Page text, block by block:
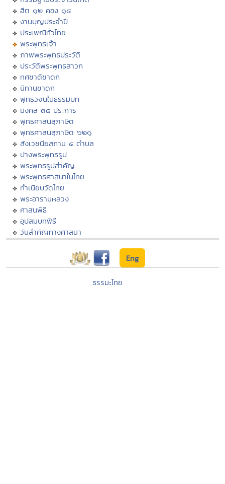
ฮีต ๑๒ คอง ๑๔
งานบุญประจำปี
ประเพณีทั่วไทย
พระพุทธเจ้า
ภาพพระพุทธประวัติ
ประวัติพระพุทธสาวก
ทศชาติชาดก
นิทานชาดก
พุทธวจนในธรรมบท
มงคล ๓๘ ประการ
พุทธศาสนสุภาษิต
พุทธศาสนสุภาษิต ๖๒๑
สังเวชนียสถาน ๔ ตำบล
ปางพระพุทธรูป
พระพุทธรูปสำคัญ
พระพุทธศาสนาในไทย
ทำเนียบวัดไทย
พระอารามหลวง
ศาสนพิธี
อุปสมบทพิธี
วันสำคัญทางศาสนา
Eng
ธรรมะไทย